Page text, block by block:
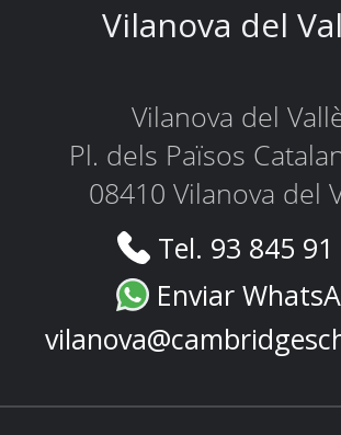
Vilanova del
Vilanova del
Pl. dels Països
08410 Vilanova del
Tel. 93 845
Enviar